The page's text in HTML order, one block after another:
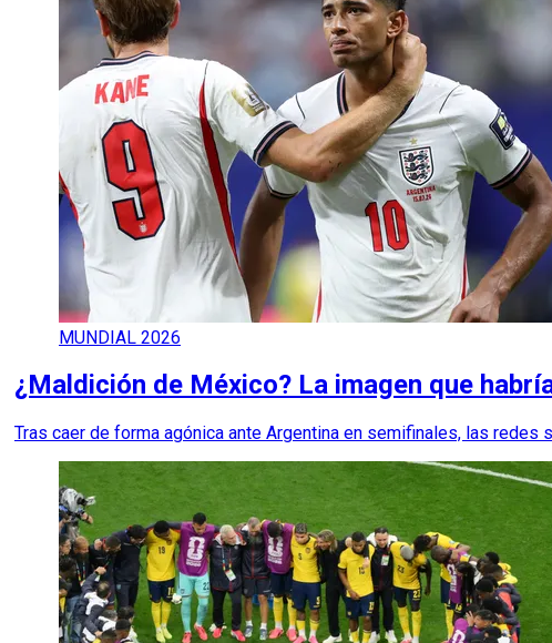
MUNDIAL 2026
¿Maldición de México? La imagen que
Tras caer de forma agónica ante Argentina en semifinales, las